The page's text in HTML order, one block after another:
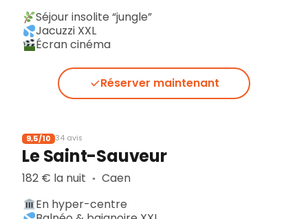
Séjour insolite “jungle”
Jacuzzi XXL
Écran cinéma
Réserver maintenant
9,5/10 34 avis
Le Saint-Sauveur
182 € la nuit ▪︎ Caen
En hyper-centre